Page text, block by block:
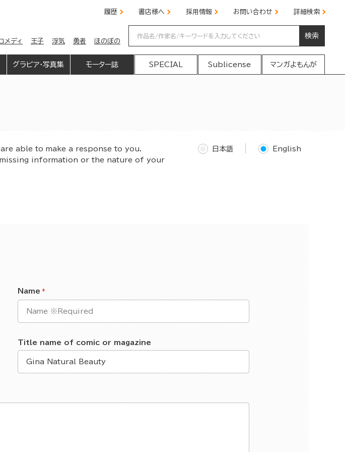
履歴 書店様へ 採用情報 お問い合わせ 詳細検索
メディ 王子 浮気 勇者 ほのぼの
検索
グラビア・写真集 モーター誌 SPECIAL Sublicense マンガよもんが
able to make a response to you.
information or the nature of your
日本語 English
Name
Title name of comic or magazine